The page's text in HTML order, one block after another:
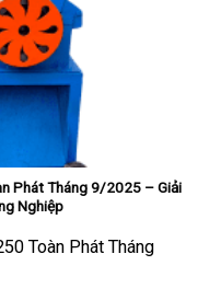
Phát Tháng 9/2025 – Giải
Nghiệp
Toàn Phát Tháng